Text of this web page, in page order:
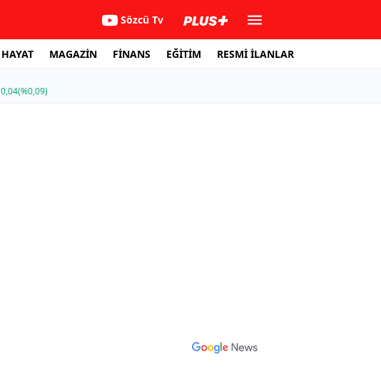
Sözcü Tv
HAYAT MAGAZİN FİNANS EĞİTİM RESMİ İLANLAR
0,04(%0,09)